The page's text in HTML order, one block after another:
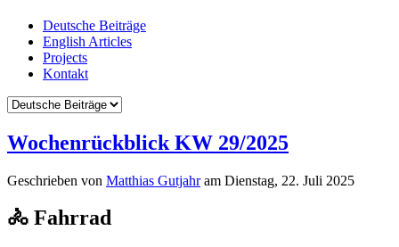
Deutsche Beiträge
English Articles
Projects
Kontakt
Wochenrückblick KW 29/2025
Geschrieben von Matthias Gutjahram Dienstag, 22. Juli 2025
🚴 Fahrrad